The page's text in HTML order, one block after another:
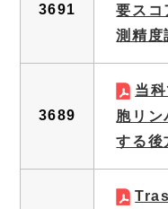
3691
要スコ
測精度
3689
当
胞リン
する後